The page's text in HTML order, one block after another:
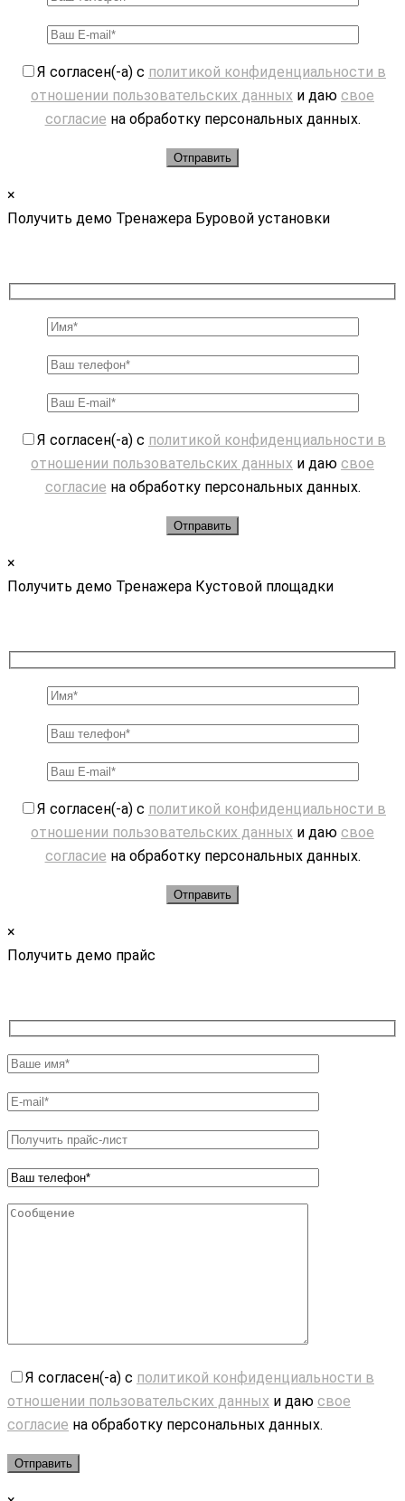
Я согласен(-а) с политикой конфиденциальности в
отношении пользовательских данных и даю свое
согласие на обработку персональных данных.
×
Получить демо Тренажера Буровой установки
Я согласен(-а) с политикой конфиденциальности в
отношении пользовательских данных и даю свое
согласие на обработку персональных данных.
×
Получить демо Тренажера Кустовой площадки
Я согласен(-а) с политикой конфиденциальности в
отношении пользовательских данных и даю свое
согласие на обработку персональных данных.
×
Получить демо прайс
Я согласен(-а) с политикой конфиденциальности в
отношении пользовательских данных и даю свое
согласие на обработку персональных данных.